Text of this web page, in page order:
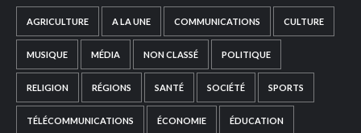
AGRICULTURE A LA UNE COMMUNICATIONS CULTURE
MUSIQUE MÉDIA NON CLASSÉ POLITIQUE
RELIGION RÉGIONS SANTÉ SOCIÉTÉ SPORTS
TÉLÉCOMMUNICATIONS ÉCONOMIE ÉDUCATION